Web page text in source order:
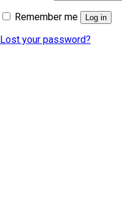
Remember me
Log in
Lost your password?